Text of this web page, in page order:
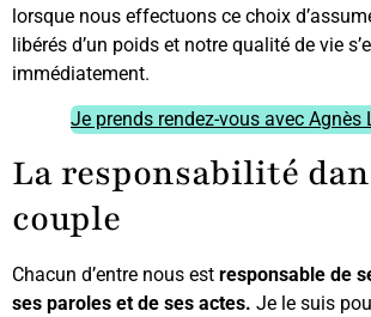
lorsque nous effectuons ce choix
libérés d’un poids et notre qualité de vie
immédiatement.
Je prends rendez-vous avec Agnès
La responsabilité
couple
Chacun d’entre nous est responsable de
ses paroles et de ses actes. Je le suis